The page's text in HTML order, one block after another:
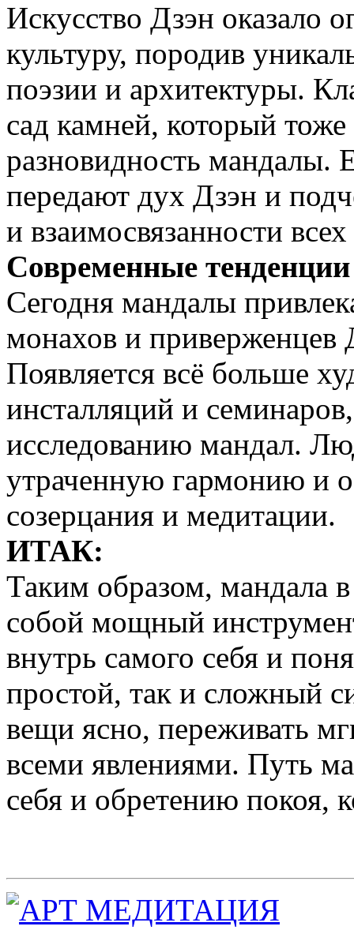
Искусство Дзэн оказало
культуру, породив
поэзии и архитектуры.
сад камней, который
разновидность мандалы.
передают дух Дзэн и
и взаимосвязанности
Современные тенденции
Сегодня мандалы
монахов и
Появляется всё больше
инсталляций и
исследованию мандал.
утраченную гармонию и
созерцания и медитации.
ИТАК:
Таким образом, мандала
собой мощный
внутрь самого себя и
простой, так и сложный
вещи ясно, переживать
всеми явлениями. Путь
себя и обретению покоя,